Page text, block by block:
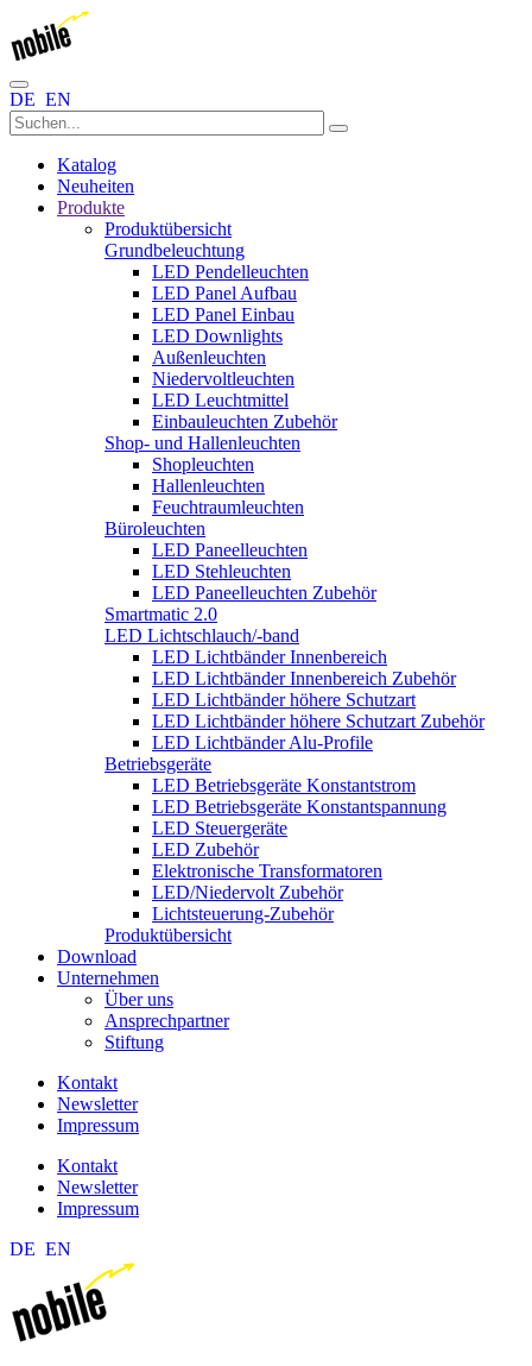
DE EN
Katalog
Neuheiten
Produkte
Produktübersicht
Grundbeleuchtung
LED Pendelleuchten
LED Panel Aufbau
LED Panel Einbau
LED Downlights
Außenleuchten
Niedervoltleuchten
LED Leuchtmittel
Einbauleuchten Zubehör
Shop- und Hallenleuchten
Shopleuchten
Hallenleuchten
Feuchtraumleuchten
Büroleuchten
LED Paneelleuchten
LED Stehleuchten
LED Paneelleuchten Zubehör
Smartmatic 2.0
LED Lichtschlauch/-band
LED Lichtbänder Innenbereich
LED Lichtbänder Innenbereich Zubehör
LED Lichtbänder höhere Schutzart
LED Lichtbänder höhere Schutzart Zubehör
LED Lichtbänder Alu-Profile
Betriebsgeräte
LED Betriebsgeräte Konstantstrom
LED Betriebsgeräte Konstantspannung
LED Steuergeräte
LED Zubehör
Elektronische Transformatoren
LED/Niedervolt Zubehör
Lichtsteuerung-Zubehör
Produktübersicht
Download
Unternehmen
Über uns
Ansprechpartner
Stiftung
Kontakt
Newsletter
Impressum
Kontakt
Newsletter
Impressum
DE EN